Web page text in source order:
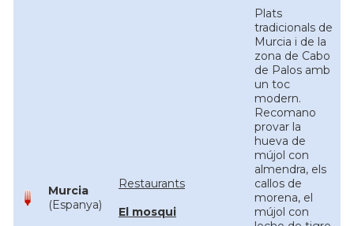
Murcia
(Espanya)
Restaurants
El mosqui
Plats
tradicionals de
Murcia i de la
zona de Cabo
de Palos amb
un toc
modern.
Recomano
provar la
hueva de
mújol con
almendra, els
callos de
morena, el
mújol con